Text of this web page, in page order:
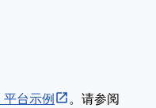
平台示例
。请参阅